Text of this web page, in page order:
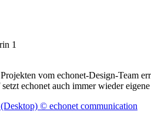
1
vom echonet-Design-Team
echonet auch immer wieder